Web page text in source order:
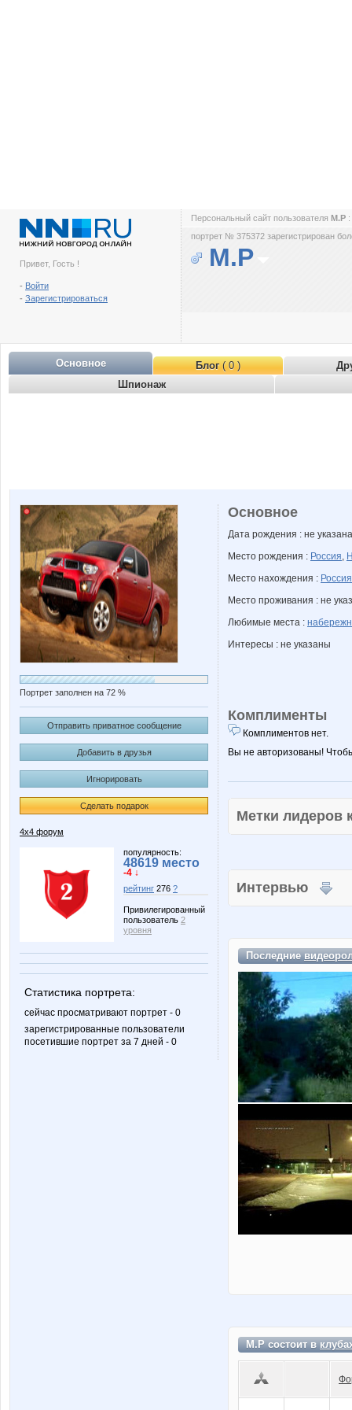
Привет, Гость !
- Войти
- Зарегистрироваться
Персональный сайт пользователя М.Р :
портрет № 375372 зарегистрирован
М.Р
Основное Блог( 0 )
Шпионаж
Портрет заполнен на 72 %
Отправить приватное сообщение
Добавить в друзья
Игнорировать
Сделать подарок
4х4 форум
популярность:
48619 место
-4 ↓
рейтинг 276 ?
Привилегированный
пользователь 2
уровня
Статистика портрета:
сейчас просматривают портрет - 0
зарегистрированные пользователи
посетившие портрет за 7 дней - 0
Основное
Дата рождения : не указана
Место рождения : Россия,
Место нахождения : Россия
Место проживания : не
Любимые места :
Интересы : не указаны
Комплименты
Комплиментов нет.
Вы не авторизованы!
Метки
Интервью
Последние
М.Р состоит в